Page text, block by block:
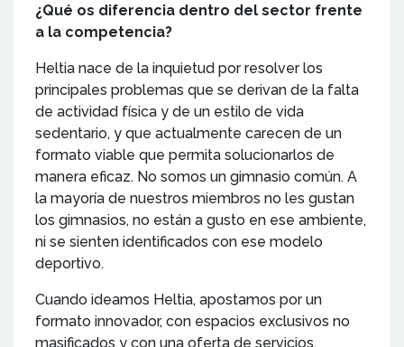
¿Qué os diferencia dentro del sector frente
a la competencia?
Heltia nace de la inquietud por resolver los
principales problemas que se derivan de la falta
de actividad física y de un estilo de vida
sedentario, y que actualmente carecen de un
formato viable que permita solucionarlos de
manera eficaz. No somos un gimnasio común. A
la mayoría de nuestros miembros no les gustan
los gimnasios, no están a gusto en ese ambiente,
ni se sienten identificados con ese modelo
deportivo.
Cuando ideamos Heltia, apostamos por un
formato innovador, con espacios exclusivos no
masificados y con una oferta de servicios,